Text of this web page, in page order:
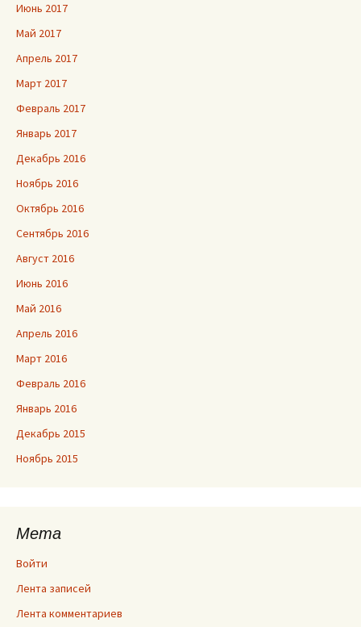
Июнь 2017
Май 2017
Апрель 2017
Март 2017
Февраль 2017
Январь 2017
Декабрь 2016
Ноябрь 2016
Октябрь 2016
Сентябрь 2016
Август 2016
Июнь 2016
Май 2016
Апрель 2016
Март 2016
Февраль 2016
Январь 2016
Декабрь 2015
Ноябрь 2015
Мета
Войти
Лента записей
Лента комментариев